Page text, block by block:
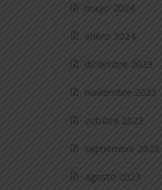
mayo 2024
enero 2024
diciembre 2023
noviembre 2023
octubre 2023
septiembre 2023
agosto 2023